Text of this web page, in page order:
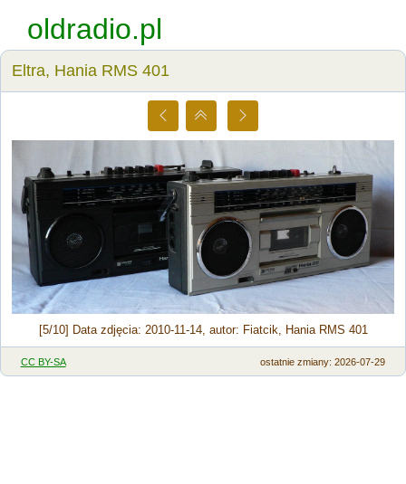
oldradio.pl
Eltra, Hania RMS 401
[5/10] Data zdjęcia: 2010-11-14, autor: Fiatcik, Hania RMS 401
CC BY-SA ostatnie zmiany: 2026-07-29